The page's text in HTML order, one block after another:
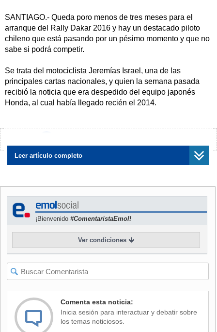
SANTIAGO.- Queda poro menos de tres meses para el
arranque del Rally Dakar 2016 y hay un destacado piloto
chileno que está pasando por un pésimo momento y que no
sabe si podrá competir.
Se trata del motociclista Jeremías Israel, una de las
principales cartas nacionales, y quien la semana pasada
recibió la noticia que era despedido del equipo japonés
Honda, al cual había llegado recién el 2014.
la marca automotriz Great Wall. "Me sorprende. No
entiendo, porque es un contrato que tengo con esta
empresa desde 2013, es decir, desde antes de firmar con
Israel, quien abandonó el Dakar 2015 en la etapa 11,
confesó que "estoy muy dolido, en shock. Es primera vez
que me pasa algo así. Es como que hubiera cometido una
falta y no es así. He tenido unos días no muy agradables, es
una situación complicada. He hablado con mi mánager, me
comuniqué con el equipo y hablé con un abogado para ver
el tema. La carta que recibí era muy clara y muy agresiva
para terminar el contrato".
situación es muy rara. Estoy todavía viendo un montón de
situaciones con los otros auspiciadores que tengo y la
gente que me apoya, de quienes estoy muy agradecido.
Leer artículo completo
¡Bienvenido #ComentaristaEmol!
Ver condiciones
Comenta esta noticia:
Inicia sesión para interactuar y debatir sobre
los temas noticiosos.